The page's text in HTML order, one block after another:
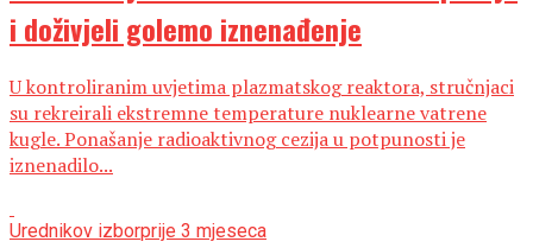
i doživjeli golemo iznenađenje
U kontroliranim uvjetima plazmatskog reaktora, stručnjaci
su rekreirali ekstremne temperature nuklearne vatrene
kugle. Ponašanje radioaktivnog cezija u potpunosti je
iznenadilo...
Urednikov izborprije 3 mjeseca